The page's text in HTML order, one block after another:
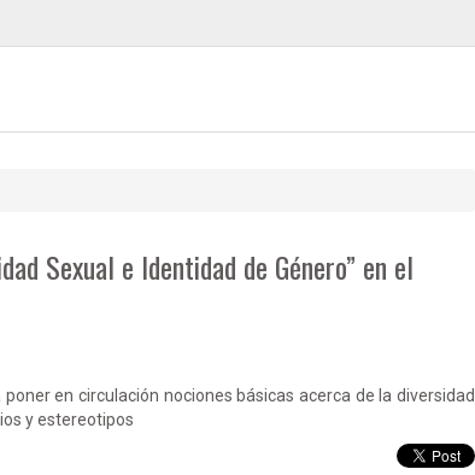
Sexual e Identidad de Género” en el
en circulación nociones básicas acerca de la diversidad
y estereotipos